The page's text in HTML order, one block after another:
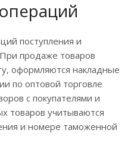
поступления и
продаже товаров
оформляются накладные
по оптовой торговле
с покупателями и
товаров учитываются
и номере таможенной